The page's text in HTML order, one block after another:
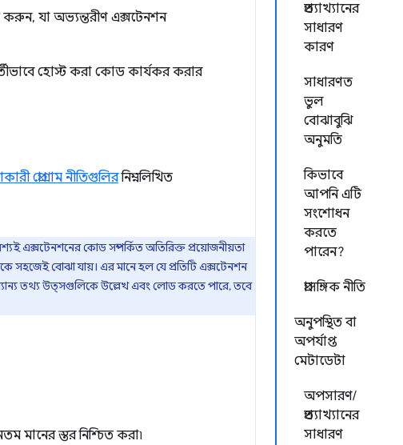
প্রত্যাখ্যানের
সাধারণ
কারণ
সাধারণত
ভুল
বোঝাবুঝি
অনুমতি
কিভাবে
আপনি এটি
সংশোধন
করতে
পারেন?
প্রাসঙ্গিক নীতি
অনুপস্থিত বা
অপর্যাপ্ত
মেটাডেটা
অপসারণ/
প্রত্যাখ্যানের
সাধারণ
করুন, যা অভ্যন্তরীণ এক্সটেনশন
হোস্ট করা কোড কার্যকর করার
প্রোগ্রাম নীতিগুলিরনিম্নলিখিত
এক্সটেনশনের কোড সম্পর্কিত অতিরিক্ত প্রয়োজনীয়তা
সহজেই বোঝা যায়। এর মানে হল যে প্রতিটি এক্সটেনশন
তথ্য উত্সগুলিকে উল্লেখ এবং লোড করতে পারে, তবে
মানের স্তর নিশ্চিত করা৷